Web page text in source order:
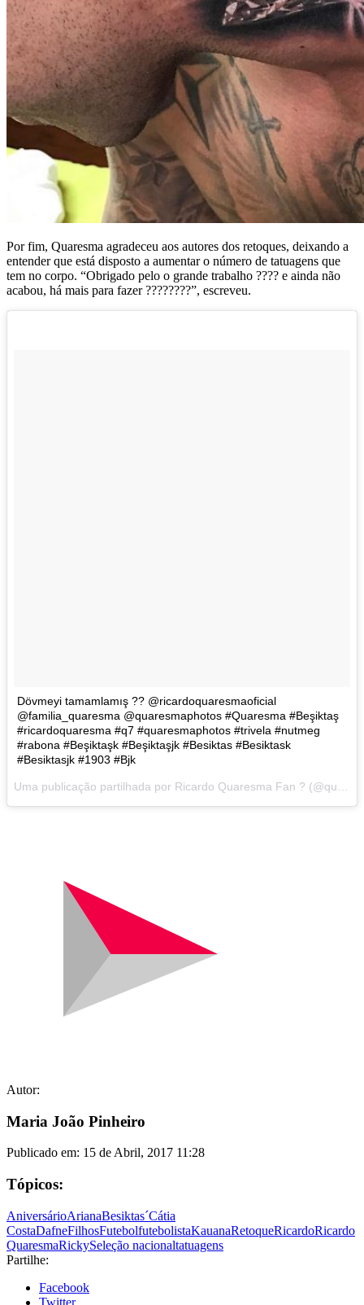
Por fim, Quaresma agradeceu aos autores dos retoques, deixando a
entender que está disposto a aumentar o número de tatuagens que
tem no corpo. “Obrigado pelo o grande trabalho ???? e ainda não
acabou, há mais para fazer ????????”, escreveu.
Dövmeyi tamamlamış ?? @ricardoquaresmaoficial
@familia_quaresma @quaresmaphotos #Quaresma #Beşiktaş
#ricardoquaresma #q7 #quaresmaphotos #trivela #nutmeg
#rabona #Beşiktaşk #Beşiktaşjk #Besiktas #Besiktask
#Besiktasjk #1903 #Bjk
Autor:
Maria João Pinheiro
Publicado em: 15 de Abril, 2017 11:28
Tópicos:
AniversárioArianaBesiktas´Cátia
CostaDafneFilhosFutebolfutebolistaKauanaRetoqueRicardoRicardo
QuaresmaRickySeleção nacionaltatuagens
Partilhe:
Facebook
Twitter